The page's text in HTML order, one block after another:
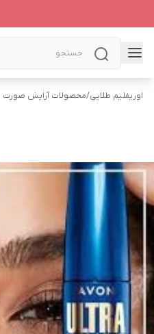
اوریفلیم طلایی/محصولات آرایش صورت